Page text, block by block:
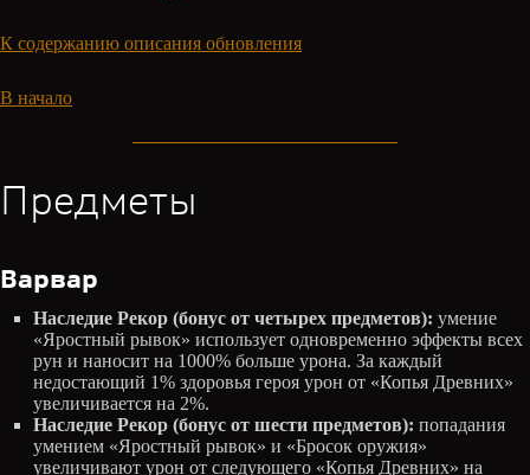
К содержанию описания обновления
В начало
Предметы
Варвар
Наследие Рекор (бонус от четырех предметов): умение
«Яростный рывок» использует одновременно эффекты всех
рун и наносит на 1000% больше урона. За каждый
недостающий 1% здоровья героя урон от «Копья Древних»
увеличивается на 2%.
Наследие Рекор (бонус от шести предметов): попадания
умением «Яростный рывок» и «Бросок оружия»
увеличивают урон от следующего «Копья Древних» на